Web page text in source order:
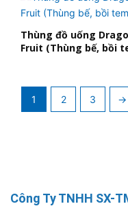
Thùng đồ uống
Fruit (Thùng bế, bồi
1 2 3 →
Công Ty TNHH SX-